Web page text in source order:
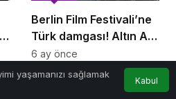
Berlin Film Festivali’ne
Türk damgası! Altın Ayı
İlker Çatak’ın, Gümüş
Ayı Emin Alper’in
6 ay önce
yaşamanızı sağlamak
Kabul